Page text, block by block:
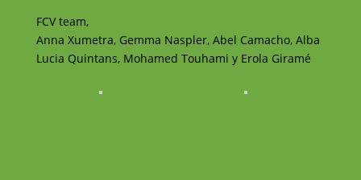
FCV team,
Anna Xumetra, Gemma Naspler, Abel Camacho, Alba
Lucia Quintans, Mohamed Touhami y Erola Giramé